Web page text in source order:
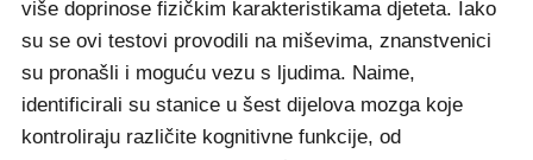
više doprinose fizičkim karakteristikama djeteta. Iako
su se ovi testovi provodili na miševima, znanstvenici
su pronašli i moguću vezu s ljudima. Naime,
identificirali su stanice u šest dijelova mozga koje
kontroliraju različite kognitivne funkcije, od